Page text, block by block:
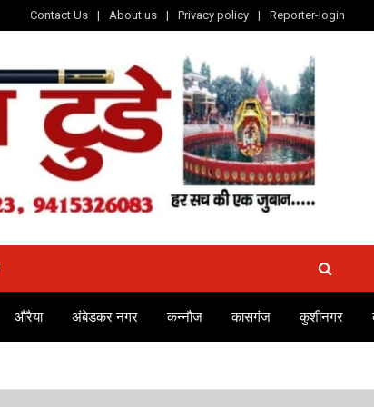
Contact Us About us Privacy policy Reporter-login
औरैया अंबेडकर नगर कन्नौज कासगंज कुशीनगर